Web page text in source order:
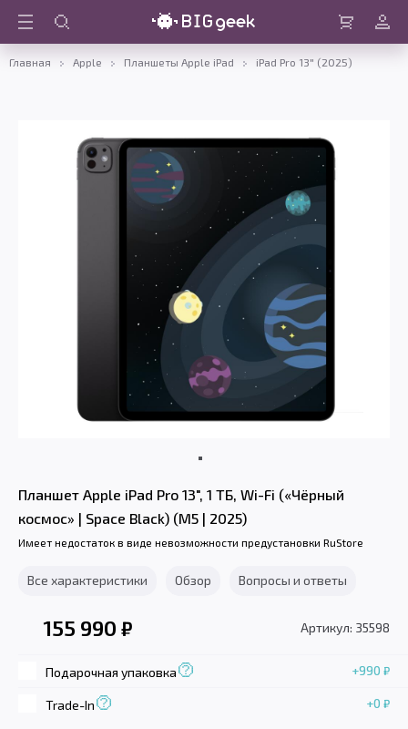
Войти
Главная Apple Планшеты Apple iPad iPad Pro 13" (2025)
Планшет Apple iPad Pro 13", 1 ТБ, Wi-Fi («Чёрный
космос» | Space Black) (M5 | 2025)
Имеет недостаток в виде невозможности предустановки RuStore
Все характеристики Обзор Вопросы и ответы
155 990 ₽ Артикул: 35598
Подарочная упаковка +990 ₽
Trade-In +0 ₽